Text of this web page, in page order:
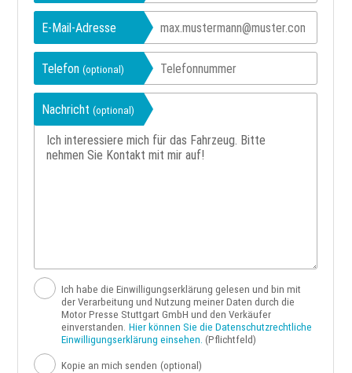
E-Mail-Adresse
Telefon(optional)
Nachricht(optional)
Ich habe die Einwilligungserklärung gelesen und bin mit
der Verarbeitung und Nutzung meiner Daten durch die
Motor Presse Stuttgart GmbH und den Verkäufer
einverstanden. Hier können Sie die Datenschutzrechtliche
Einwilligungserklärung einsehen. (Pflichtfeld)
Kopie an mich senden (optional)